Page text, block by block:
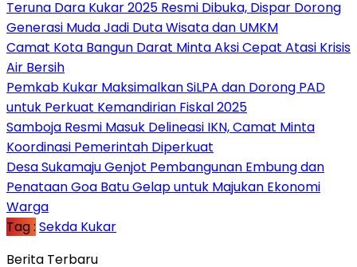
Teruna Dara Kukar 2025 Resmi Dibuka, Dispar Dorong
Generasi Muda Jadi Duta Wisata dan UMKM
Camat Kota Bangun Darat Minta Aksi Cepat Atasi Krisis
Air Bersih
Pemkab Kukar Maksimalkan SiLPA dan Dorong PAD
untuk Perkuat Kemandirian Fiskal 2025
Samboja Resmi Masuk Delineasi IKN, Camat Minta
Koordinasi Pemerintah Diperkuat
Desa Sukamaju Genjot Pembangunan Embung dan
Penataan Goa Batu Gelap untuk Majukan Ekonomi
Warga
Tag : Sekda Kukar
Berita Terbaru